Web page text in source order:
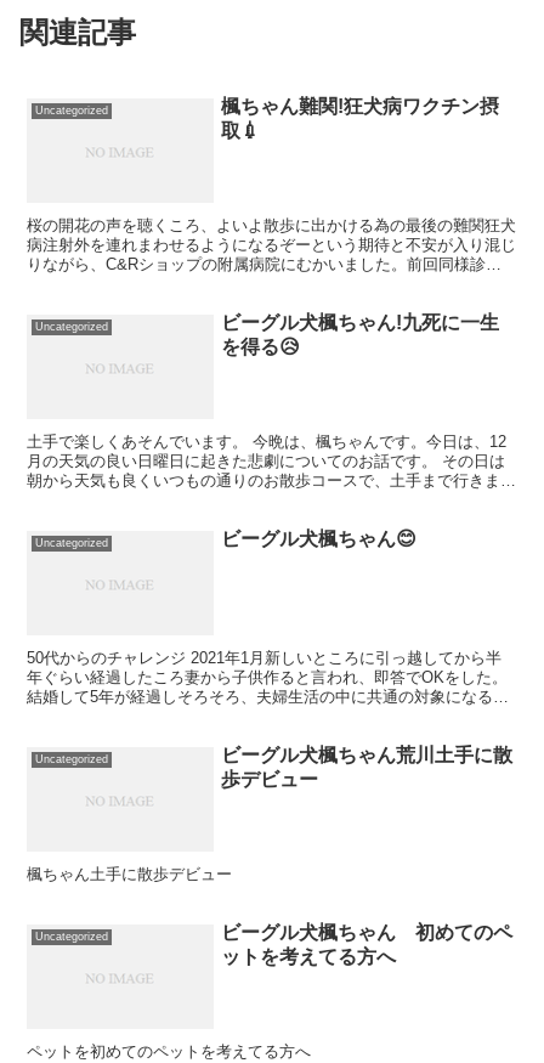
関連記事
Uncategorized
楓ちゃん難関!狂犬病ワクチン摂
取💉
桜の開花の声を聴くころ、よいよ散歩に出かける為の最後の難関狂犬
病注射外を連れまわせるようになるぞーという期待と不安が入り混じ
りながら、C&Rショップの附属病院にむかいました。前回同様診察
Uncategorized
ビーグル犬楓ちゃん!九死に一生
を得る😥
土手で楽しくあそんでいます。 今晩は、楓ちゃんです。今日は、12
月の天気の良い日曜日に起きた悲劇についてのお話です。 その日は
朝から天気も良くいつもの通りのお散歩コースで、土手まで行きま
Uncategorized ビーグル犬楓ちゃん😊
50代からのチャレンジ 2021年1月新しいところに引っ越してから半
年ぐらい経過したころ妻から子供作ると言われ、即答でOKをした。
結婚して5年が経過しそろそろ、夫婦生活の中に共通の対象になるも
Uncategorized
ビーグル犬楓ちゃん荒川土手に散
歩デビュー
楓ちゃん土手に散歩デビュー
Uncategorized
ビーグル犬楓ちゃん 初めてのペ
ットを考えてる方へ
ペットを初めてのペットを考えてる方へ